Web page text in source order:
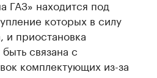
ГАЗ» находится под
которых в силу
и приостановка
связана с
комплектующих из-за